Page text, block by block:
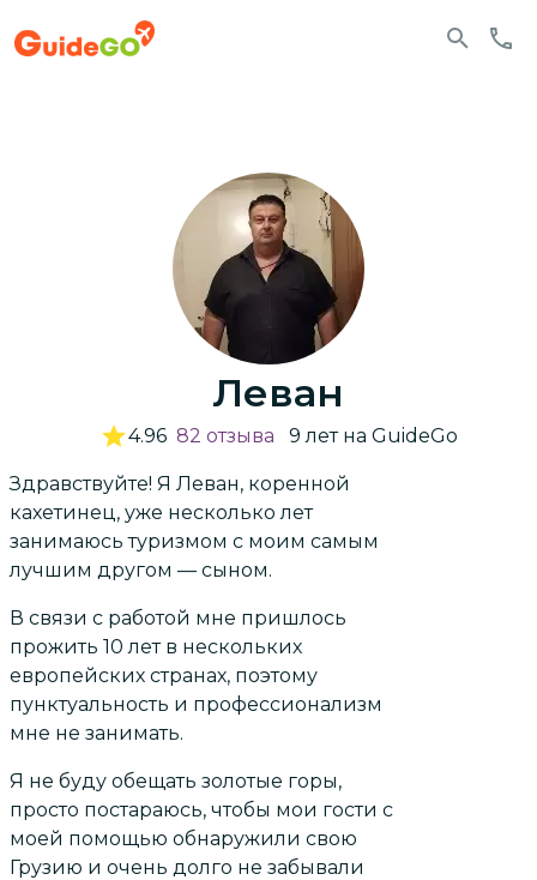
Леван
4.96 82 отзыва 9 летна GuideGo
Здравствуйте! Я Леван, коренной
кахетинец, уже несколько лет
занимаюсь туризмом с моим самым
лучшим другом — сыном.
В связи с работой мне пришлось
прожить 10 лет в нескольких
европейских странах, поэтому
пунктуальность и профессионализм
мне не занимать.
Я не буду обещать золотые горы,
просто постараюсь, чтобы мои гости с
моей помощью обнаружили свою
Грузию и очень долго не забывали